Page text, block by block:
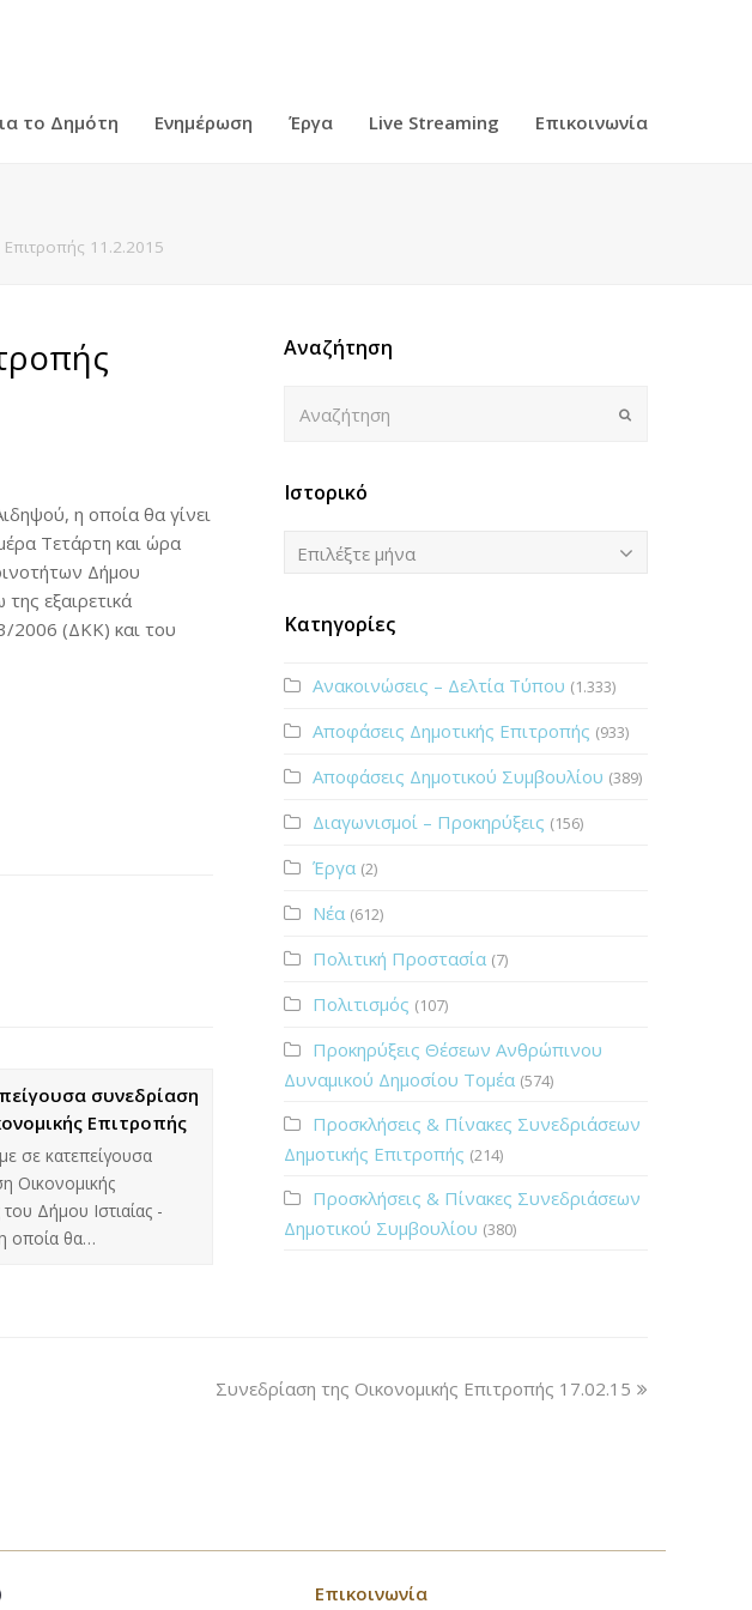
το Δημότη Ενημέρωση Έργα Live Streaming Επικοινωνία
11.2.2015
η οποία θα γίνει
Τετάρτη και ώρα
Δήμου
εξαιρετικά
2006 (ΔΚΚ) και του
συνεδρίαση
Επιτροπής
σε κατεπείγουσα
Οικονομικής
Δήμου Ιστιαίας -
οποία θα…
Αναζήτηση
Ιστορικό
Ιστορικό
Επιλέξτε μήνα
Κατηγορίες
Ανακοινώσεις – Δελτία Τύπου (1.333)
Αποφάσεις Δημοτικής Επιτροπής (933)
Αποφάσεις Δημοτικού Συμβουλίου (389)
Διαγωνισμοί – Προκηρύξεις (156)
Έργα (2)
Νέα (612)
Πολιτική Προστασία (7)
Πολιτισμός (107)
Προκηρύξεις Θέσεων Ανθρώπινου
Δυναμικού Δημοσίου Τομέα (574)
Προσκλήσεις & Πίνακες Συνεδριάσεων
Δημοτικής Επιτροπής (214)
Προσκλήσεις & Πίνακες Συνεδριάσεων
Δημοτικού Συμβουλίου (380)
Συνεδρίαση της Οικονομικής Επιτροπής 17.02.15
Επικοινωνία